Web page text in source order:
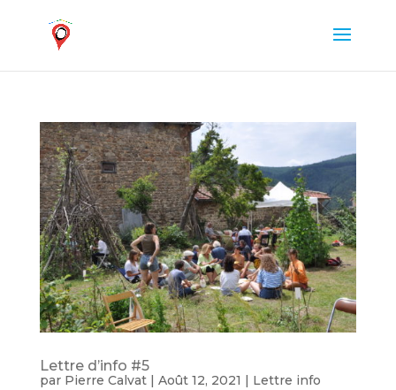
Lettre d’info #5
par Pierre Calvat| Août 12, 2021 | Lettre info